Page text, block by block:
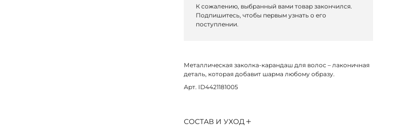
К сожалению, выбранный вами товар закончился.
Подпишитесь, чтобы первым узнать о его
поступлении.
Металлическая заколка-карандаш для волос – лаконичная
деталь, которая добавит шарма любому образу.
Арт. ID4421181005
СОСТАВ И УХОД